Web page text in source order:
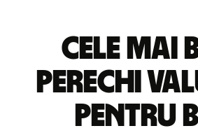
Cele mai
perechi
pentru